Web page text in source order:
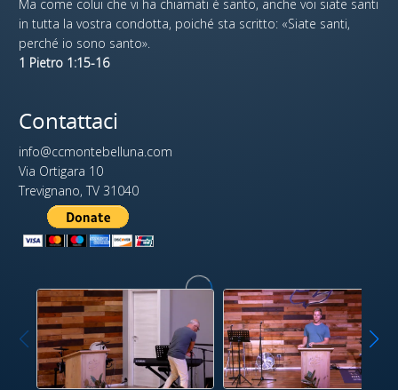
Ma come colui che vi ha chiamati è santo, anche voi siate santi
in tutta la vostra condotta, poiché sta scritto: «Siate santi,
perché io sono santo».
1 Pietro 1:15-16
Contattaci
info@ccmontebelluna.com
Via Ortigara 10
Trevignano, TV 31040